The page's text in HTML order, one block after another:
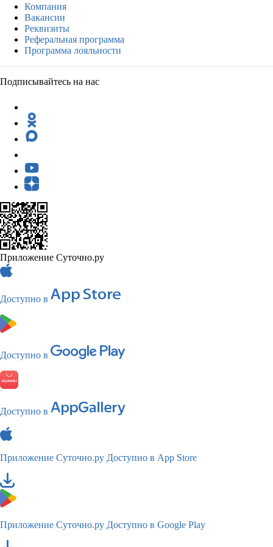
Компания
Вакансии
Реквизиты
Реферальная программа
Программа лояльности
Подписывайтесь на нас
Приложение Суточно.ру
Доступно в
Доступно в
Доступно в
Приложение Суточно.ру Доступно в App Store
Приложение Суточно.ру Доступно в Google Play